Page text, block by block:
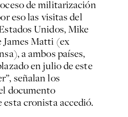
de militarización
eso las visitas del
Unidos, Mike
James Matti (ex
a ambos países,
en julio de este
señalan los
documento
cronista accedió.